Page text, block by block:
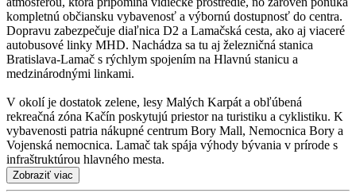
kompletnú občiansku vybavenosť a výbornú dostupnosť do centra.
Dopravu zabezpečuje diaľnica D2 a Lamačská cesta, ako aj viaceré
autobusové linky MHD. Nachádza sa tu aj železničná stanica
Bratislava-Lamač s rýchlym spojením na Hlavnú stanicu a
medzinárodnými linkami.
V okolí je dostatok zelene, lesy Malých Karpát a obľúbená
rekreačná zóna Kačín poskytujú priestor na turistiku a cyklistiku. K
vybavenosti patria nákupné centrum Bory Mall, Nemocnica Bory a
Vojenská nemocnica. Lamač tak spája výhody bývania v prírode s
infraštruktúrou hlavného mesta.
Zobraziť viac